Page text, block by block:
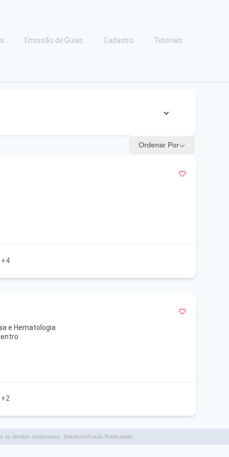
Emissão de Guias Cadastro Tutoriais
Ordenar Por
+4
e Hematologia
+2
os direitos reservados. Solutions/Fusão Publicidade.